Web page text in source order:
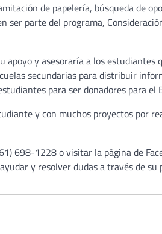
de papelería, búsqueda de
ser parte del programa,
apoyo y asesoraría a los estudiantes
secundarias para distribuir
para ser donadores para el
y con muchos proyectos por
698-1228 o visitar la página de
y resolver dudas a través de su